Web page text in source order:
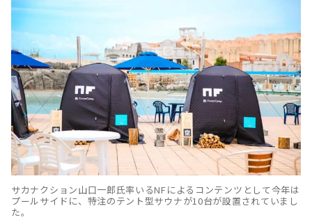
サカナクション山口一郎氏率いるNFによるコンテンツとして今年は
プールサイドに、特注のテント型サウナが10台が設置されていまし
た。